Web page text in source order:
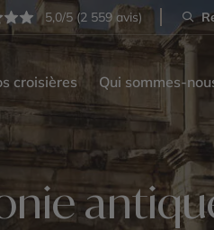
5,0/5 (2 559 avis)
croisières Qui sommes-